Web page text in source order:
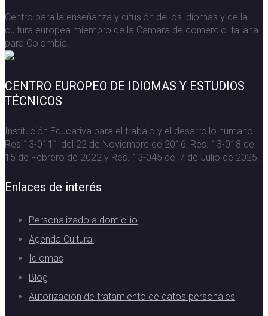
Centro para la enseñanza y difusión de los idiomas y de la
cultura europea miembro de la Camara de comercio italiana
para Colombia.
CENTRO EUROPEO DE IDIOMAS Y ESTUDIOS
TÉCNICOS
Institución Educativa para el trabajo y el desarrollo humano:
Res.13-0111 del 22 de Noviembre de 2016, Res. 13-018 del
15 de Febrero de 2022 y Res. 13-045 del 7 de Julio de 2025.
Enlaces de interés
Personalizado a domicilio
Agenda Cultural
Idiomas
Blog
Autorización de tratamiento de datos personales